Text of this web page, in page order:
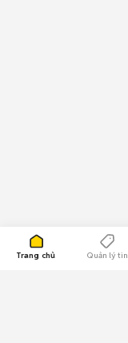
Trang chủ Quản lý tin